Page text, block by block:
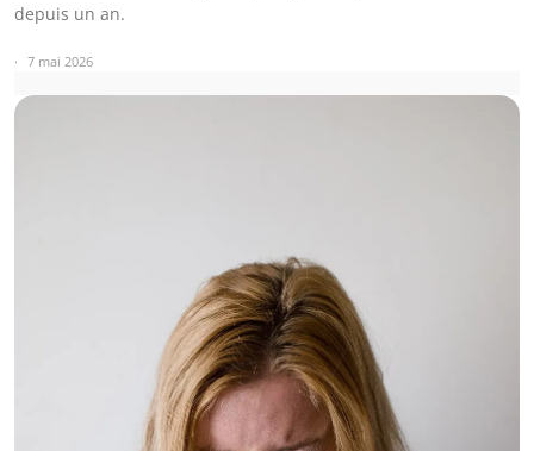
depuis un an.
7 mai 2026